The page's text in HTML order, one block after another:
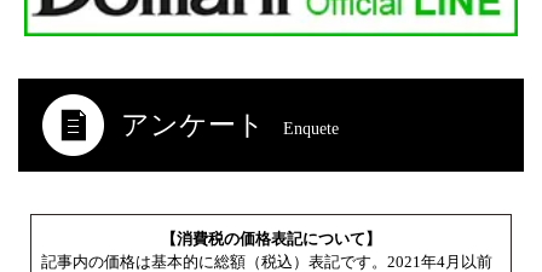
アンケート Enquete
【消費税の価格表記について】
記事内の価格は基本的に総額（税込）表記です。2021年4月以前